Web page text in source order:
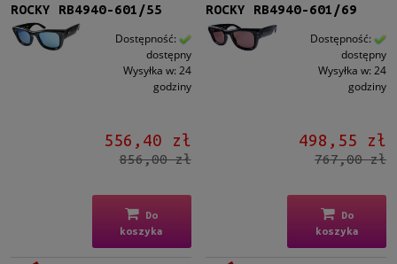
ROCKY RB4940-601/55
Dostępność:
dostępny
Wysyłka w: 24
godziny
556,40 zł
856,00 zł
Do
koszyka
ROCKY RB4940-601/69
Dostępność:
dostępny
Wysyłka w: 24
godziny
498,55 zł
767,00 zł
Do
koszyka